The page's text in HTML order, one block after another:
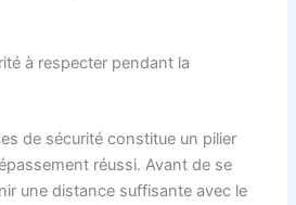
à respecter pendant la
de sécurité constitue un pilier
réussi. Avant de se
une distance suffisante avec le